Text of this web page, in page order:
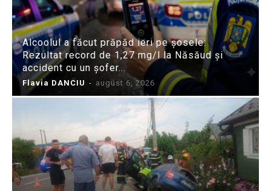
Alcoolul a făcut prăpăd ieri pe șosele:
Rezultat record de 1,27 mg/l la Năsăud și
accident cu un șofer...
Flavia DANCIU - august 6, 2026